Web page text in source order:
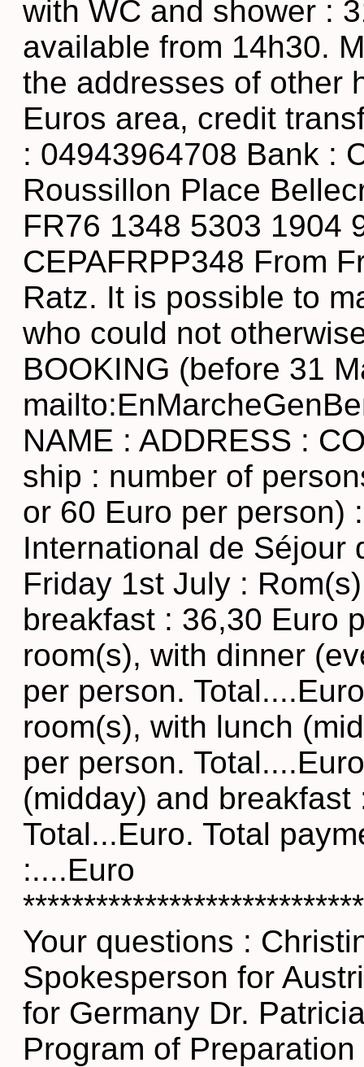
with WC and shower :
available from 14h30.
the addresses of other
Euros area, credit
: 04943964708 Bank :
Roussillon Place
FR76 1348 5303 1904
CEPAFRPP348 From
Ratz. It is possible to
who could not
BOOKING (before 31
NAME : ADDRESS :
ship : number of
or 60 Euro per person)
International de Séjour
Friday 1st July :
breakfast : 36,30 Euro
room(s), with dinner
per person.
room(s), with lunch
per person.
(midday) and
Total...Euro. Total
:....Euro
Your questions :
Spokesperson for
for Germany Dr.
Program of